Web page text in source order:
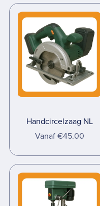
Handcircelzaag NL
Vanaf €45.00